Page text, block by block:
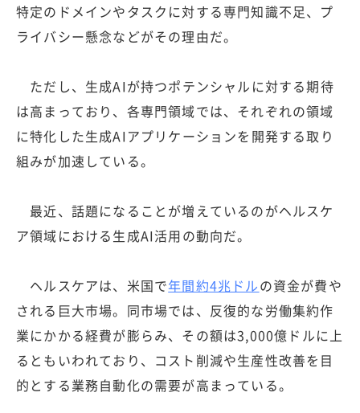
特定のドメインやタスクに対する専門知識不足、プ
ライバシー懸念などがその理由だ。
ただし、生成AIが持つポテンシャルに対する期待
は高まっており、各専門領域では、それぞれの領域
に特化した生成AIアプリケーションを開発する取り
組みが加速している。
最近、話題になることが増えているのがヘルスケ
ア領域における生成AI活用の動向だ。
ヘルスケアは、米国で年間約4兆ドルの資金が費や
される巨大市場。同市場では、反復的な労働集約作
業にかかる経費が膨らみ、その額は3,000億ドルに上
るともいわれており、コスト削減や生産性改善を目
的とする業務自動化の需要が高まっている。